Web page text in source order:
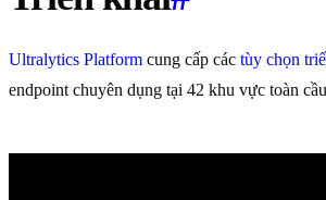
Ultralytics Platform cung cấp các tùy chọn
endpoint chuyên dụng tại 42 khu vực toàn